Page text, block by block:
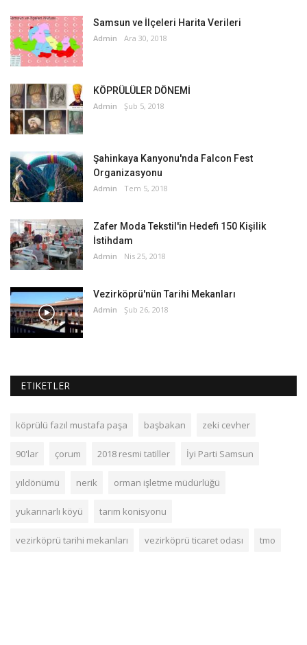
Samsun ve İlçeleri Harita Verileri
Admin Ara 30, 2018
KÖPRÜLÜLER DÖNEMİ
Admin Şub 5, 2018
Şahinkaya Kanyonu'nda Falcon Fest
Organizasyonu
Admin Tem 5, 2018
Zafer Moda Tekstil'in Hedefi 150 Kişilik
İstihdam
Admin Nis 25, 2018
Vezirköprü'nün Tarihi Mekanları
Admin Şub 26, 2018
ETIKETLER
köprülü fazıl mustafa paşa başbakan zeki cevher
90'lar çorum 2018 resmi tatiller İyi Parti Samsun
yıldönümü nerik orman işletme müdürlüğü
yukarınarlı köyü tarım konisyonu
vezirköprü tarihi mekanları vezirköprü ticaret odası tmo